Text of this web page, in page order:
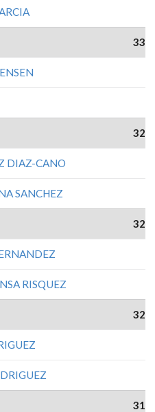
33
32
DIAZ-CANO
SANCHEZ
32
RISQUEZ
32
31